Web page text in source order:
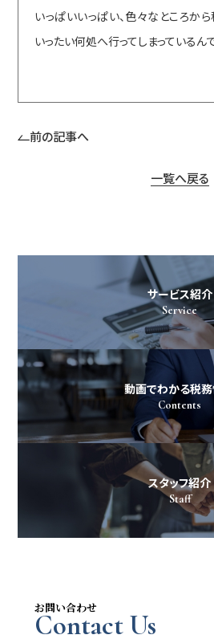
いっぱいいっぱい、色々なところか
いったい何処へ行ってしまっているんで
前の記事へ
一覧へ戻る
サービス紹介
Service
動画でわかる税
Contents
スタッフ紹介
Staff
お問い合わせ
Contact Us